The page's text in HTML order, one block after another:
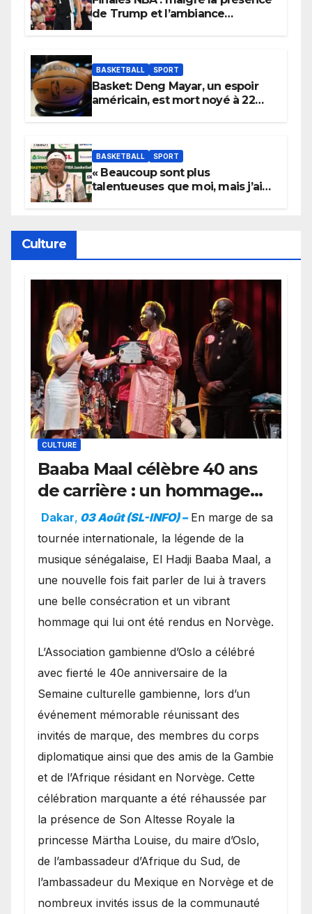
de Trump et l’ambiance
BASKETBALL SPORT
Basket: Deng Mayar, un espoir
américain, est mort noyé à 22
BASKETBALL SPORT
« Beaucoup sont plus
talentueuses que moi, mais j’ai
Culture
CULTURE
Baaba Maal célèbre 40 ans
de carrière : un hommage
exceptionnel à Oslo en
présence de la famille
royale.
Dakar, 03 Août (SL-INFO) – ​En marge de sa
tournée internationale, la légende de la
musique sénégalaise, El Hadji Baaba Maal, a
une nouvelle fois fait parler de lui à travers
une belle consécration et un vibrant
hommage qui lui ont été rendus en Norvège.
​L’Association gambienne d’Oslo a célébré
avec fierté le 40e anniversaire de la
Semaine culturelle gambienne, lors d’un
événement mémorable réunissant des
invités de marque, des membres du corps
diplomatique ainsi que des amis de la Gambie
et de l’Afrique résidant en Norvège. Cette
célébration marquante a été réhaussée par
la présence de Son Altesse Royale la
princesse Märtha Louise, du maire d’Oslo,
de l’ambassadeur d’Afrique du Sud, de
l’ambassadeur du Mexique en Norvège et de
nombreux invités issus de la communauté